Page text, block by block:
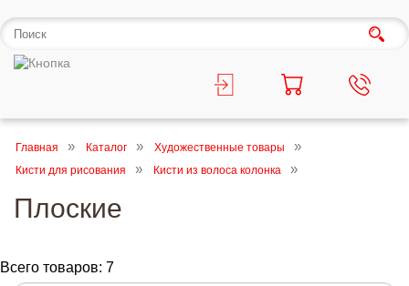
Главная Каталог
Художественные товары
Кисти для рисования
Кисти из волоса колонка
Плоские
Всего товаров: 7